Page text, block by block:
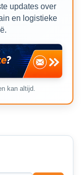
updates over
en logistieke
kan altijd.